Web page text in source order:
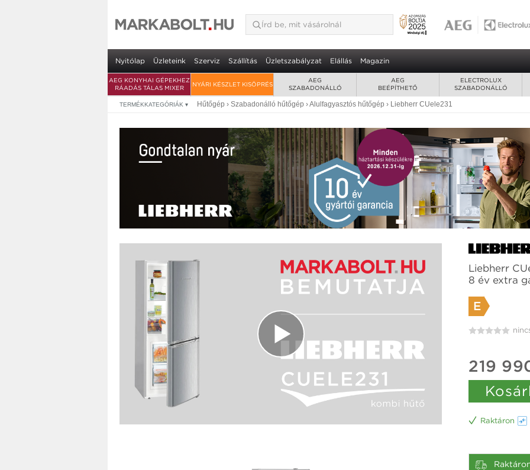
Nyitólap Üzleteink Szerviz Szállítás Üzletszabályzat Elállás Magazin
AEG KONYHAI GÉPEKHEZ
RÁADÁS TÁLAS MIXER
NYÁRI KÉSZLET KISÖPRÉS
AEG
SZABADONÁLLÓ
AEG
BEÉPÍTHETŐ
ELECTROLUX
SZABADONÁLLÓ
TERMÉKKATEGÓRIÁK ▾ Hűtőgép › Szabadonálló hűtőgép ›Alulfagyasztós hűtőgép › Liebherr CUele231
Liebherr
8 év extra
E
219
Raktáron
garancia
• LED világítás • 2 fagyasztó fiók • VarioSpace fagyasztó